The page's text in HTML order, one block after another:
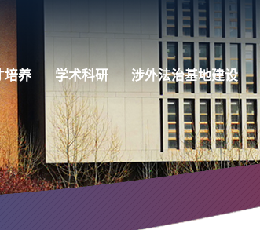
培养 学术科研 涉外法治基地建设